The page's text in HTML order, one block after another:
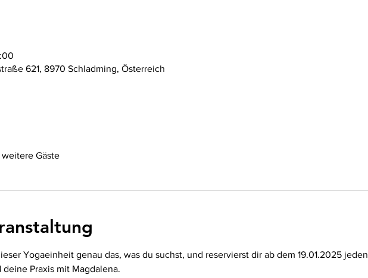
621, 8970 Schladming, Österreich
weitere Gäste
Yogaeinheit genau das, was du suchst, und reservierst dir ab dem 19.01.2025 jeden
Praxis mit Magdalena.